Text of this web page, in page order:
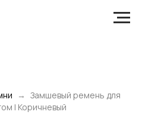
Замшевый ремень для
| Коричневый